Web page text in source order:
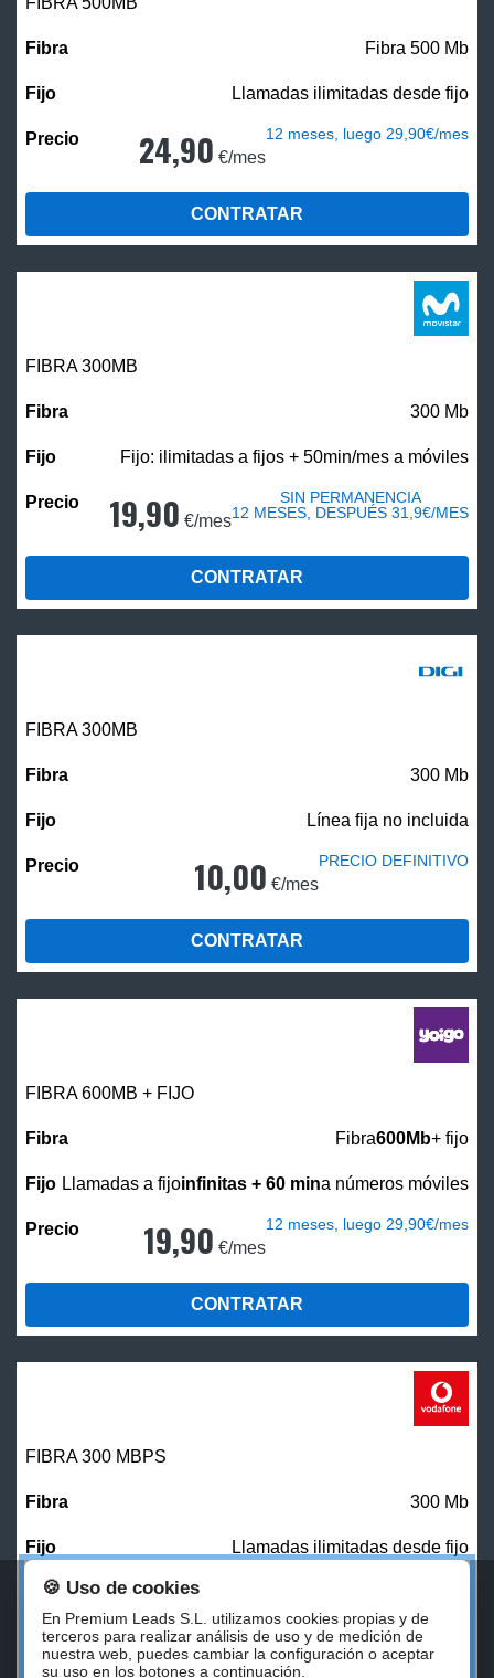
Fibra 500 Mb
Llamadas ilimitadas desde fijo
24,90 €/mes
12 meses, luego 29,90€/mes
CONTRATAR
FIBRA 300MB
300 Mb
Fijo: ilimitadas a fijos + 50min/mes a móviles
19,90 €/mes
SIN PERMANENCIA
12 MESES, DESPUÉS 31,9€/MES
CONTRATAR
FIBRA 300MB
300 Mb
Línea fija no incluida
10,00 €/mes
PRECIO DEFINITIVO
CONTRATAR
FIBRA 600MB + FIJO
Fibra600Mb+ fijo
Llamadas a fijoinfinitas + 60 mina números móviles
19,90 €/mes
12 meses, luego 29,90€/mes
CONTRATAR
FIBRA 300 MBPS
300 Mb
Llamadas ilimitadas desde fijo
27,00 €/mes
CONTRATAR
🍪 Uso de cookies
En Premium Leads S.L. utilizamos cookies propias y de
terceros para realizar análisis de uso y de medición de
nuestra web, puedes cambiar la configuración o aceptar
su uso en los botones a continuación.